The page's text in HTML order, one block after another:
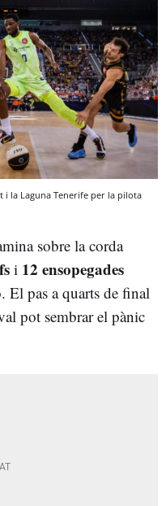
i la Laguna Tenerife per la pilota
sobre la corda
i 12 ensopegades
El pas a quarts de final
pot sembrar el pànic